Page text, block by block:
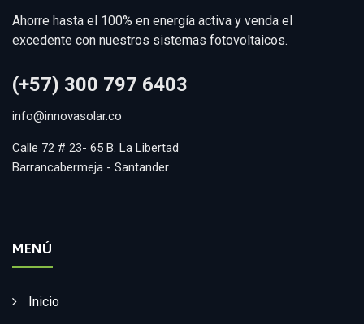
Ahorre hasta el 100% en energía activa y venda el
excedente con nuestros sistemas fotovoltaicos.
(+57) 300 797 6403
info@innovasolar.co
Calle 72 # 23- 65 B. La Libertad
Barrancabermeja - Santander
MENÚ
Inicio